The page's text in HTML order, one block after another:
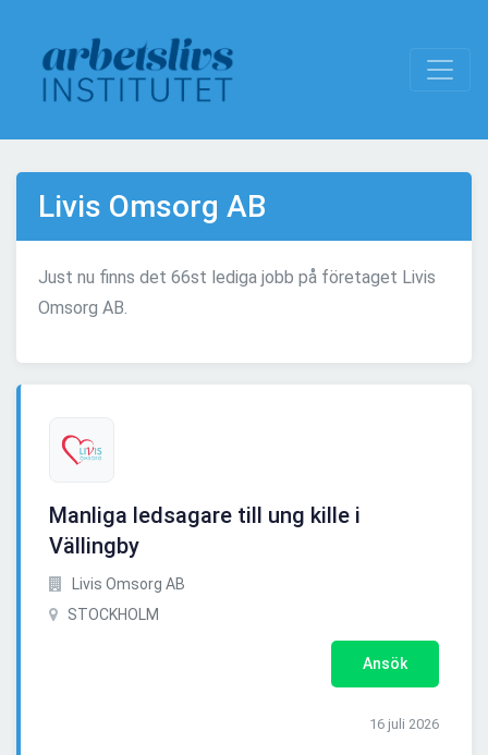
Livis Omsorg AB
Just nu finns det 66st lediga jobb på företaget Livis
Omsorg AB.
Manliga ledsagare till ung kille i
Vällingby
Livis Omsorg AB
STOCKHOLM
Ansök
16 juli 2026